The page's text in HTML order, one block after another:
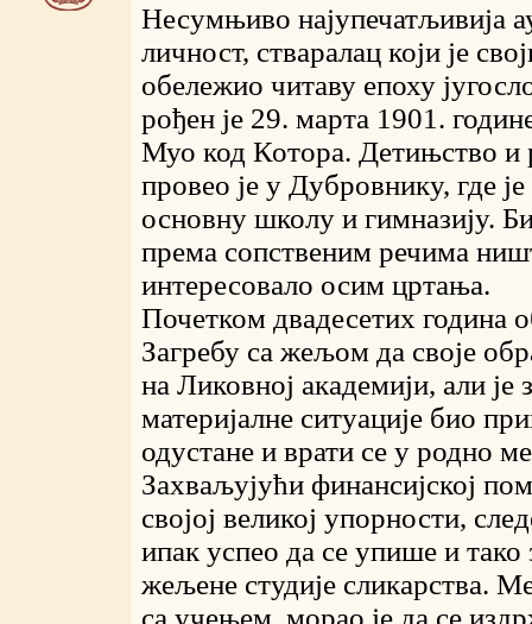
Несумњиво најупечатљивија
личност, стваралац који је
обележио читаву епоху
рођен је 29. марта 1901.
Муо код Котора. Детињство и
провео је у Дубровнику, где
основну школу и гимназију.
према сопственим речима
интересовало осим цртања.
Почетком двадесетих година
Загребу са жељом да своје
на Ликовној академији, али је
материјалне ситуације био
одустане и врати се у родно
Захваљујући финансијској
својој великој упорности,
ипак успео да се упише и тако
жељене студије сликарства.
са учењем, морао је да се